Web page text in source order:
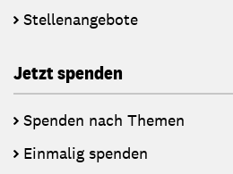
Stellenangebote
Jetzt spenden
Spenden nach Themen
Einmalig spenden